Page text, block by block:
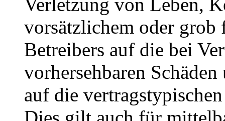
vorsätzlichem oder grob
Betreibers auf die bei
vorhersehbaren
auf die